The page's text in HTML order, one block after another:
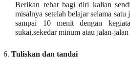
Berikan rehat bagi diri kalian
misalnya setelah belajar selama satu
sampai 10 menit dengan
sukai,sekedar minum atau jalan-jalan
6.Tuliskan dan tandai